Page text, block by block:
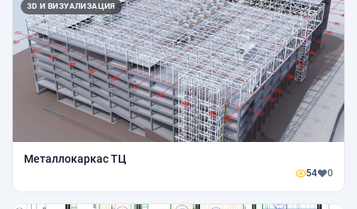
3D И ВИЗУАЛИЗАЦИЯ
Металлокаркас ТЦ
54 0